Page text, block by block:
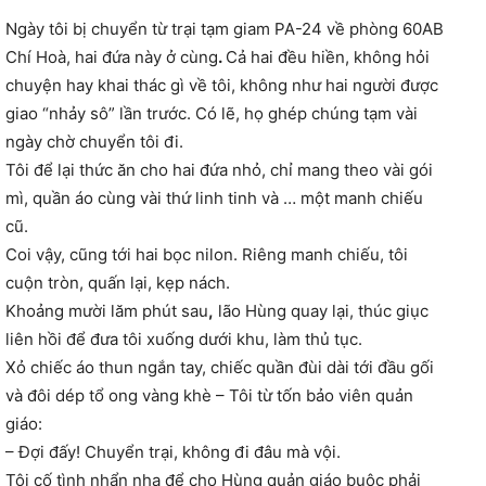
Ngày tôi bị chuyển từ trại tạm giam PA-24 về phòng 60AB
Chí Hoà, hai đứa này ở cùng. Cả hai đều hiền, không hỏi
chuyện hay khai thác gì về tôi, không như hai người được
giao “nhảy sô” lần trước. Có lẽ, họ ghép chúng tạm vài
ngày chờ chuyển tôi đi.
Tôi để lại thức ăn cho hai đứa nhỏ, chỉ mang theo vài gói
mì, quần áo cùng vài thứ linh tinh và … một manh chiếu
cũ.
Coi vậy, cũng tới hai bọc nilon. Riêng manh chiếu, tôi
cuộn tròn, quấn lại, kẹp nách.
Khoảng mười lăm phút sau, lão Hùng quay lại, thúc giục
liên hồi để đưa tôi xuống dưới khu, làm thủ tục.
Xỏ chiếc áo thun ngắn tay, chiếc quần đùi dài tới đầu gối
và đôi dép tổ ong vàng khè – Tôi từ tốn bảo viên quản
giáo:
– Đợi đấy! Chuyển trại, không đi đâu mà vội.
Tôi cố tình nhẩn nha để cho Hùng quản giáo buộc phải